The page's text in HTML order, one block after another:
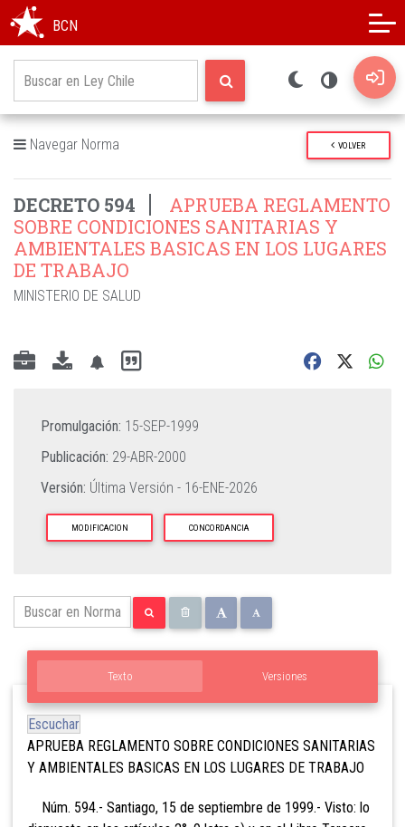
BCN
Navegar Norma VOLVER
DECRETO 594
APRUEBA REGLAMENTO
SOBRE CONDICIONES SANITARIAS Y
AMBIENTALES BASICAS EN LOS LUGARES
DE TRABAJO
MINISTERIO DE SALUD
Promulgación: 15-SEP-1999
Publicación: 29-ABR-2000
Versión: Última Versión - 16-ENE-2026
MODIFICACION CONCORDANCIA
Texto Versiones
Escuchar
APRUEBA REGLAMENTO SOBRE CONDICIONES SANITARIAS
Y AMBIENTALES BASICAS EN LOS LUGARES DE TRABAJO
Núm. 594.- Santiago, 15 de septiembre de 1999.- Visto: lo